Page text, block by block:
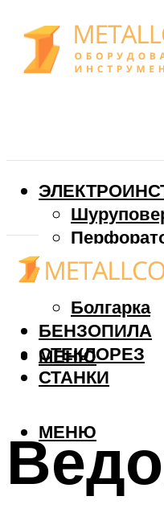
Дрель
Фрезер
Болгарка
БЕНЗОПИЛА
СТЕКЛОРЕЗ
СТАНКИ
МЕНЮ
МЕНЮ